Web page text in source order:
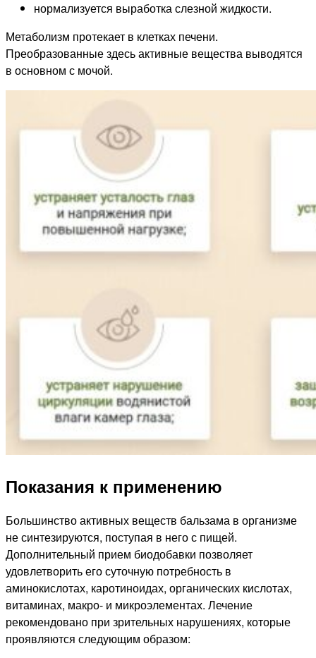
нормализуется выработка слезной жидкости.
Метаболизм протекает в клетках печени.
Преобразованные здесь активные вещества выводятся
в основном с мочой.
Показания к применению
Большинство активных веществ бальзама в организме
не синтезируются, поступая в него с пищей.
Дополнительный прием биодобавки позволяет
удовлетворить его суточную потребность в
аминокислотах, каротиноидах, органических кислотах,
витаминах, макро- и микроэлементах. Лечение
рекомендовано при зрительных нарушениях, которые
проявляются следующим образом: